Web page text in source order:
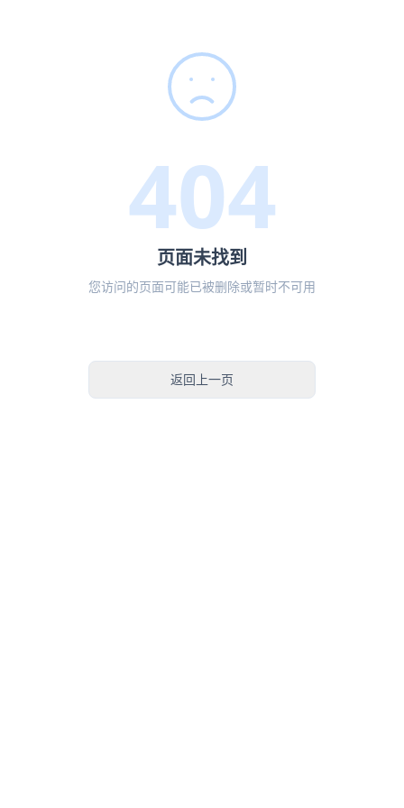
404
页面未找到
您访问的页面可能已被删除或暂时不可用
返回上一页